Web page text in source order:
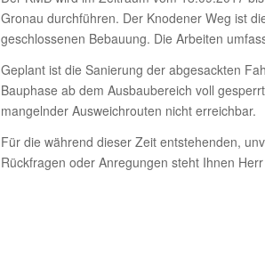
Gronau durchführen. Der Knodener Weg ist
geschlossenen Bebauung. Die Arbeiten
Geplant ist die Sanierung der abgesackten
Bauphase ab dem Ausbaubereich voll
mangelnder Ausweichrouten nicht erreichbar.
Für die während dieser Zeit entstehenden,
Rückfragen oder Anregungen steht Ihnen